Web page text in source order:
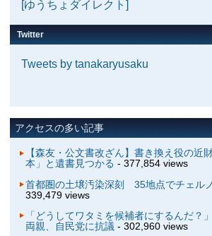
[ゆうちょダイレクト]
Twitter
Tweets by tanakaryusaku
アクセスの多い記事
【森友・公文書改ざん】書き換え役の
本」と遺書見つかる - 377,854 views
首都圏の土壌汚染深刻 35地点でチェル
339,479 views
「どうしてワタミを候補者にするんだ
両親、自民党に抗議 - 302,960 views